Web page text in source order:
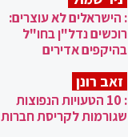
: הישראלים לא עוצרים:
רוכשים נדל"ן בחו"ל
בהיקפים אדירים
זאב רונן
: 10 הטעויות הנפוצות
שגורמות לקריסת חברות